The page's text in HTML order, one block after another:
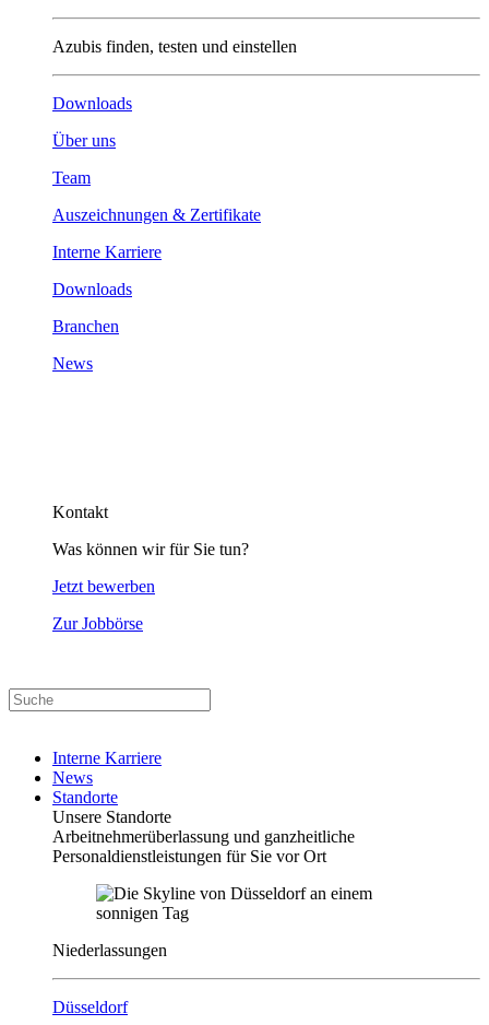
Azubis finden, testen und einstellen
Downloads
Über uns
Team
Auszeichnungen & Zertifikate
Interne Karriere
Downloads
Branchen
News
Kontakt
Was können wir für Sie tun?
Jetzt bewerben
Zur Jobbörse
Interne Karriere
News
Standorte
Unsere Standorte
Arbeitnehmerüberlassung und ganzheitliche
Personaldienstleistungen für Sie vor Ort
Niederlassungen
Düsseldorf